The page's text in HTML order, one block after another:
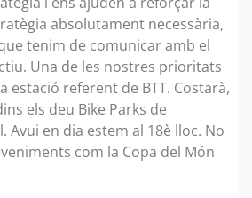
absolutament necessària,
tenim de comunicar amb el
Una de les nostres prioritats
estació referent de BTT. Costarà,
els deu Bike Parks de
Avui en dia estem al 18è lloc. No
com la Copa del Món